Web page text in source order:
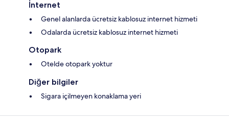
İnternet
Genel alanlarda ücretsiz kablosuz internet hizmeti
Odalarda ücretsiz kablosuz internet hizmeti
Otopark
Otelde otopark yoktur
Diğer bilgiler
Sigara içilmeyen konaklama yeri